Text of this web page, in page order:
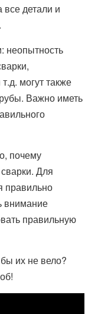
детали и
неопытность
могут также
Важно иметь
почему
Для
правильно
внимание
правильную
их не вело?